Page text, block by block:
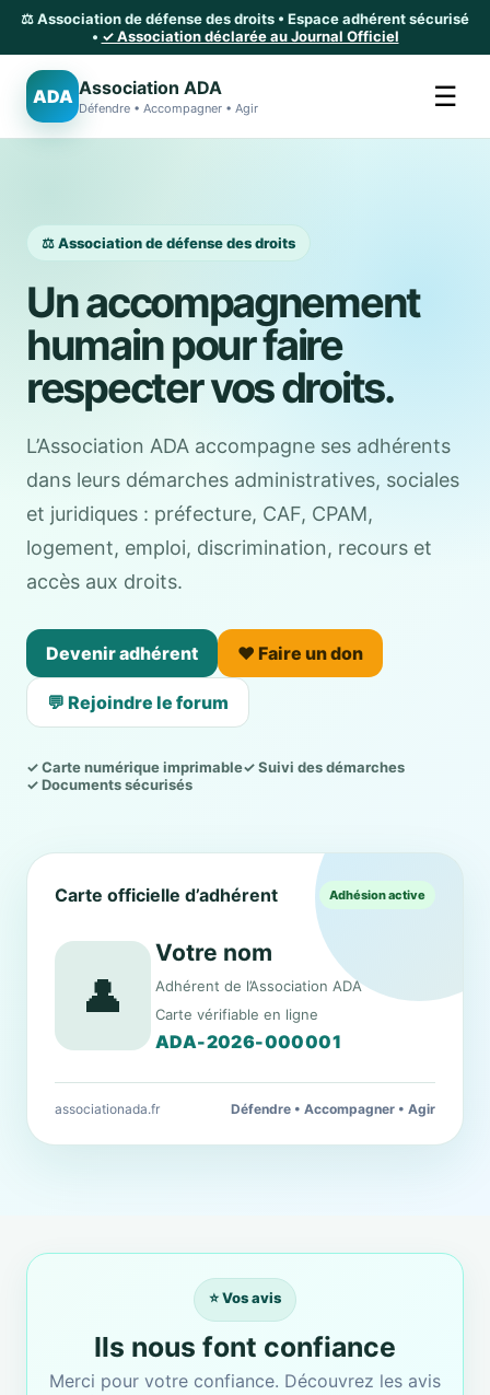
⚖️ Association de défense des droits • Espace adhérent sécurisé
• ✓ Association déclarée au Journal Officiel
ADA Association ADA
Défendre • Accompagner • Agir ☰
⚖️ Association de défense des droits
Un accompagnement
humain pour faire
respecter vos droits.
L’Association ADA accompagne ses adhérents
dans leurs démarches administratives, sociales
et juridiques : préfecture, CAF, CPAM,
logement, emploi, discrimination, recours et
accès aux droits.
Devenir adhérent ❤️ Faire un don
💬 Rejoindre le forum
✓ Carte numérique imprimable✓ Suivi des démarches
✓ Documents sécurisés
Carte officielle d’adhérent Adhésion active
👤
Votre nom
Adhérent de l’Association ADA
Carte vérifiable en ligne
ADA-2026-000001
associationada.fr Défendre • Accompagner • Agir
⭐ Vos avis
Ils nous font confiance
Merci pour votre confiance. Découvrez les avis